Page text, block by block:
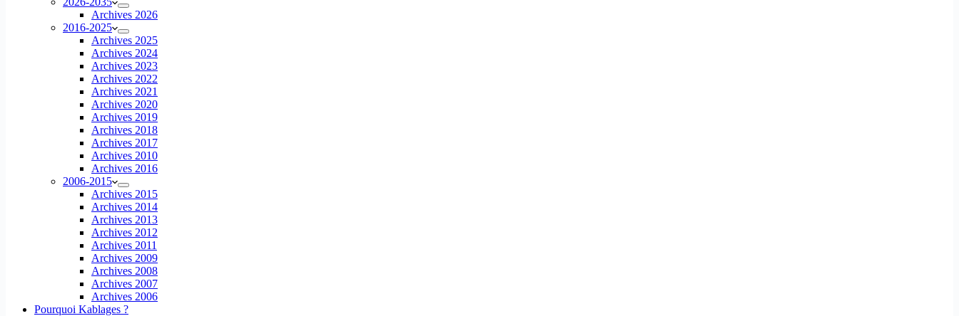
Archives 2026
2016-2025
Archives 2025
Archives 2024
Archives 2023
Archives 2022
Archives 2021
Archives 2020
Archives 2019
Archives 2018
Archives 2017
Archives 2010
Archives 2016
2006-2015
Archives 2015
Archives 2014
Archives 2013
Archives 2012
Archives 2011
Archives 2009
Archives 2008
Archives 2007
Archives 2006
Pourquoi Kablages ?